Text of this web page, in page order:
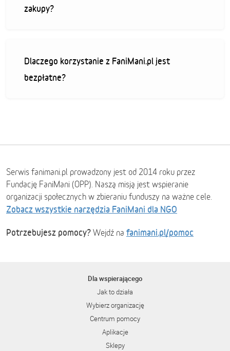
zakupy?
Dlaczego korzystanie z FaniMani.pl jest
bezpłatne?
Serwis fanimani.pl prowadzony jest od 2014 roku przez
Fundację FaniMani (OPP). Naszą misją jest wspieranie
organizacji społecznych w zbieraniu funduszy na ważne cele.
Zobacz wszystkie narzędzia FaniMani dla NGO
Potrzebujesz pomocy? Wejdź na fanimani.pl/pomoc
Dla wspierającego
Jak to działa
Wybierz organizację
Centrum pomocy
Aplikacje
Sklepy